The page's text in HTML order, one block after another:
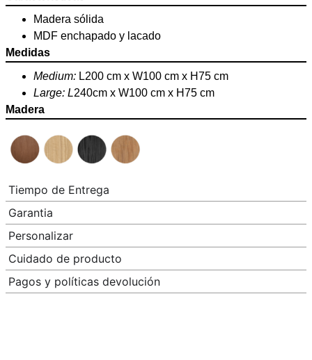
Madera sólida
MDF enchapado y lacado
Medidas
Medium: L200 cm x W100 cm x H75 cm
Large: L240cm x W100 cm x H75 cm
Madera
Tiempo de Entrega
Garantia
Personalizar
Cuidado de producto
Pagos y políticas devolución